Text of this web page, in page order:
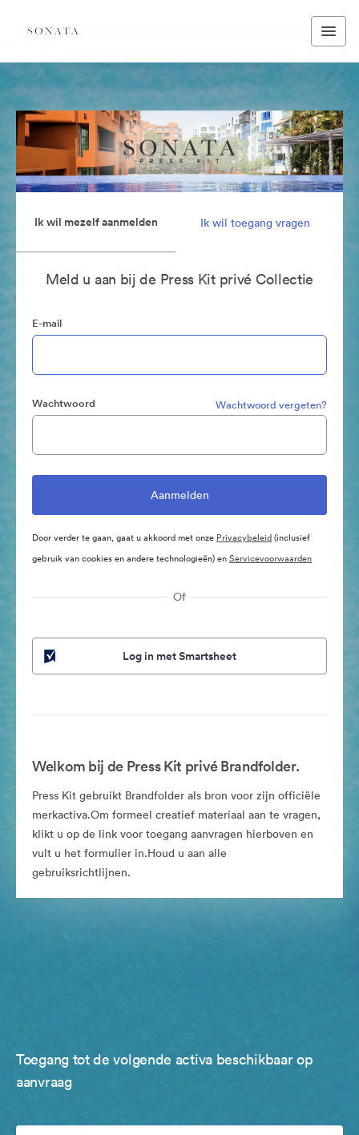
Ik wil mezelf aanmelden Ik wil toegang vragen
Meld u aan bij de Press Kit privé Collectie
E-mail
Wachtwoord Wachtwoord vergeten?
Door verder te gaan, gaat u akkoord met onze Privacybeleid(inclusief
gebruik van cookies en andere technologieën) enServicevoorwaarden
Of
Log in met Smartsheet
Welkom bij de Press Kit privé Brandfolder.
Press Kit gebruikt Brandfolder als bron voor zijn officiële
merkactiva.Om formeel creatief materiaal aan te vragen,
klikt u op de link voor toegang aanvragen hierboven en
vult u het formulier in.Houd u aan alle
gebruiksrichtlijnen.
Toegang tot de volgende activa beschikbaar op
aanvraag